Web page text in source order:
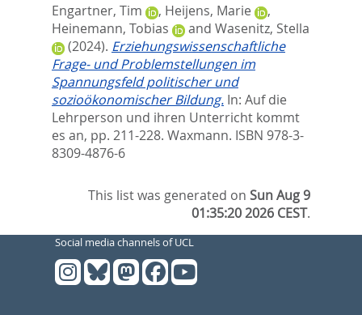
Engartner, Tim , Heijens, Marie
,
Heinemann, Tobias
and Wasenitz, Stella
(2024). Erziehungswissenschaftliche
Frage- und Problemstellungen im
Spannungsfeld politischer und
sozioökonomischer Bildung. In: Auf die
Lehrperson und ihren Unterricht kommt
es an, pp. 211-228. Waxmann. ISBN 978-3-
8309-4876-6
This list was generated onSun Aug 9
01:35:20 2026 CEST.
Social media channels of UCL